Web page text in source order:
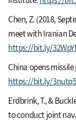
Chen, Z. (2018,
meet with Iranian
https://bit.ly/
China opens
https://bit.ly/
Erdbrink, T., &
to conduct joint